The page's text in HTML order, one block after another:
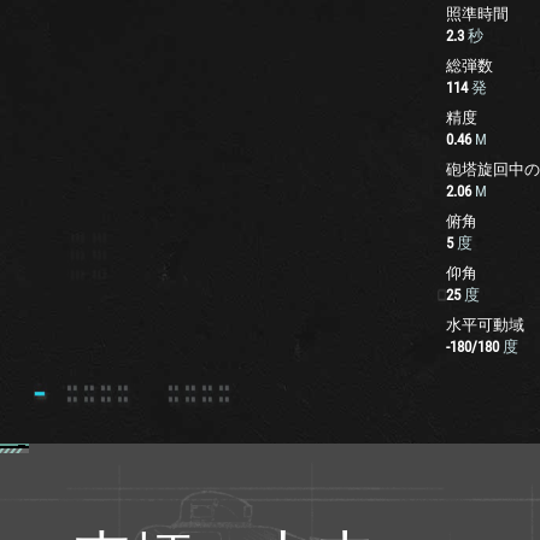
照準時間
2.3 秒
総弾数
114 発
精度
0.46 M
砲塔旋回中
2.06 M
俯角
5 度
仰角
25 度
水平可動域
-180/180 度